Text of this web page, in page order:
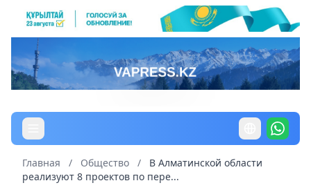
Главная / Общество /
В Алматинской области
реализуют 8 проектов по пере...